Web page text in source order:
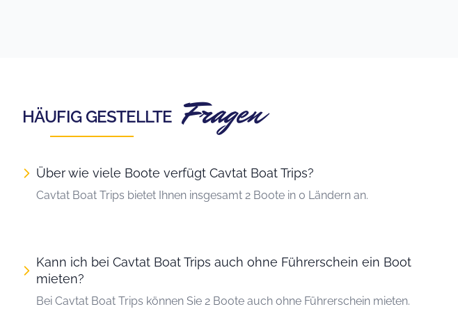
HÄUFIG GESTELLTE Fragen
Über wie viele Boote verfügt Cavtat Boat Trips?
Cavtat Boat Trips bietet Ihnen insgesamt 2 Boote in 0 Ländern an.
Kann ich bei Cavtat Boat Trips auch ohne Führerschein ein Boot
mieten?
Bei Cavtat Boat Trips können Sie 2 Boote auch ohne Führerschein mieten.